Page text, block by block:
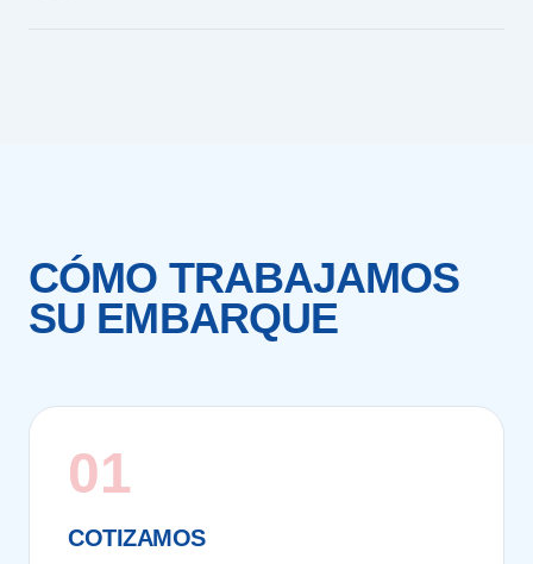
CÓMO TRABAJAMOS
SU EMBARQUE
01
COTIZAMOS